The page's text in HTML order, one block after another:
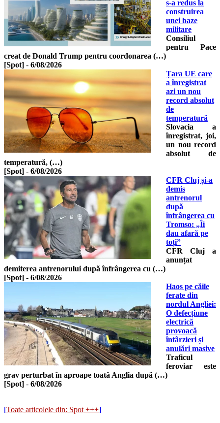
s-a redus la
construirea
unei baze
militare
Consiliul
pentru Pace
creat de Donald Trump pentru coordonarea (…)
[Spot] - 6/08/2026
Țara UE care
a înregistrat
azi un nou
record absolut
de
temperatură
Slovacia a
înregistrat, joi,
un nou record
absolut de
temperatură, (…)
[Spot] - 6/08/2026
CFR Cluj și-a
demis
antrenorul
după
înfrângerea cu
Tromso: „Îi
dau afară pe
toți”
CFR Cluj a
anunțat
demiterea antrenorului după înfrângerea cu (…)
[Spot] - 6/08/2026
Haos pe căile
ferate din
nordul Angliei:
O defecțiune
electrică
provoacă
întârzieri și
anulări masive
Traficul
feroviar este
grav perturbat în aproape toată Anglia după (…)
[Spot] - 6/08/2026
[Toate articolele din: Spot +++]